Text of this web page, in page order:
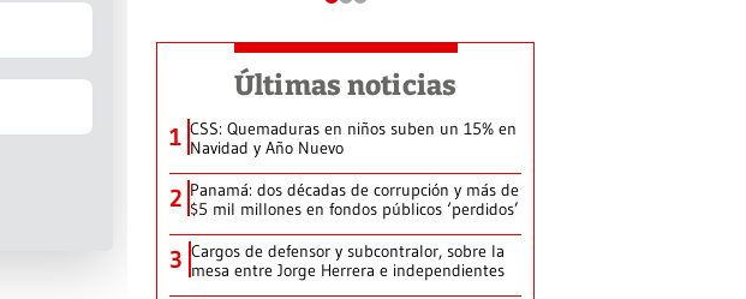
Últimas noticias
1 CSS: Quemaduras en niños suben un 15% en
Navidad y Año Nuevo
2 Panamá: dos décadas de corrupción y más de
$5 mil millones en fondos públicos ‘perdidos’
3 Cargos de defensor y subcontralor, sobre la
mesa entre Jorge Herrera e independientes